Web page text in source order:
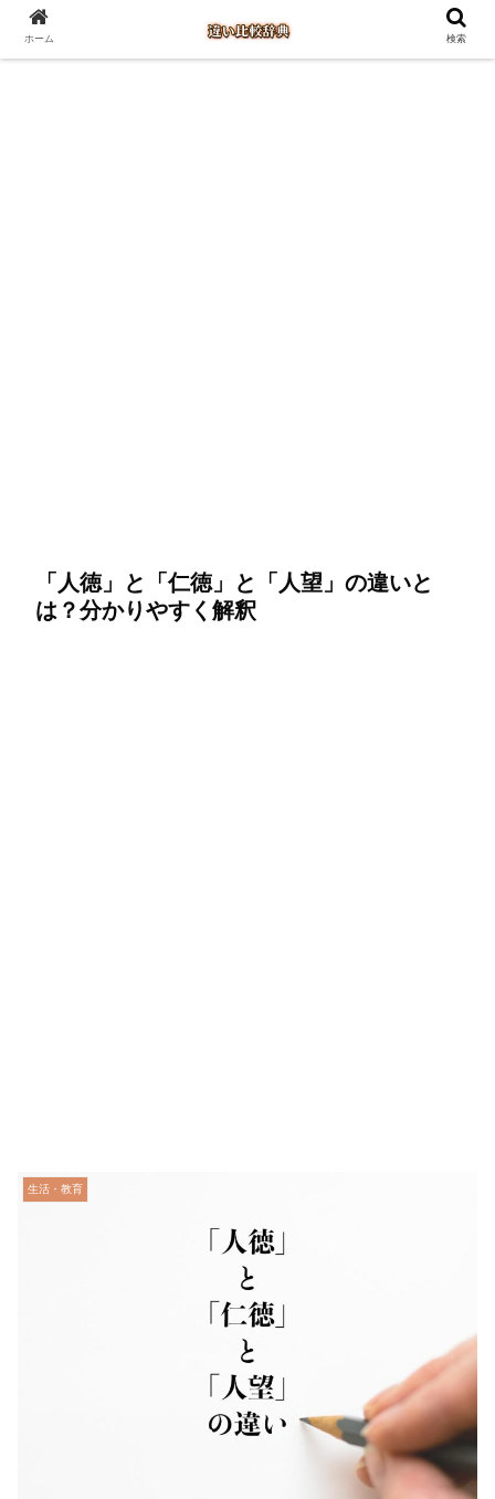
「人徳」と「仁徳」と「人望」の違いと
は？分かりやすく解釈
生活・教育
ホーム 検索